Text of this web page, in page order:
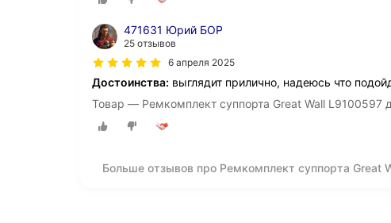
471631 Юрий БОР
25 отзывов
6 апреля 2025
Достоинства: выглядит прилично, надеюсь что
Товар — Ремкомплект суппорта Great Wall L9100597
Больше отзывов про Ремкомплект суппорта Great